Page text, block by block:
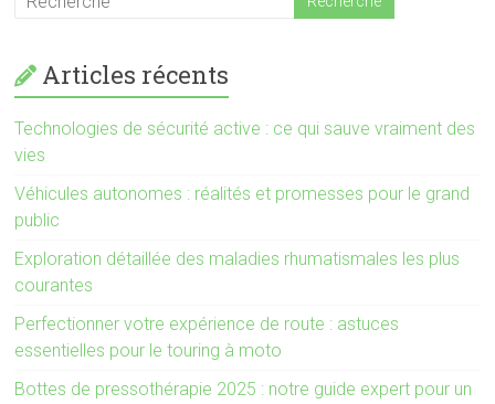
Articles récents
Technologies de sécurité active : ce qui sauve vraiment des
vies
Véhicules autonomes : réalités et promesses pour le grand
public
Exploration détaillée des maladies rhumatismales les plus
courantes
Perfectionner votre expérience de route : astuces
essentielles pour le touring à moto
Bottes de pressothérapie 2025 : notre guide expert pour un